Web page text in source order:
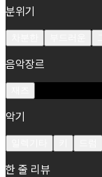
분위기
음악장르
악기
한 줄 리뷰